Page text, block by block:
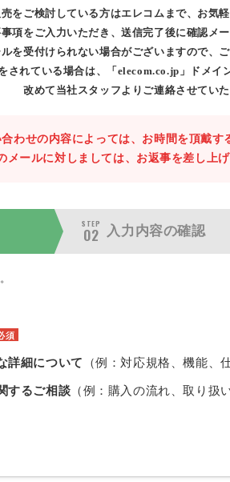
をご検討している方はエレコムまで、お気
項をご入力いただき、送信完了後に確認メ
を受付けられない場合がございますので、
されている場合は、「elecom.co.jp」ドメイ
改めて当社スタッフよりご連絡させていた
わせの内容によっては、お時間を頂戴す
メールに対しましては、お返事を差し上
STEP
02 入力内容の確認
須
詳細について （例：対応規格、機能、
するご相談 （例：購入の流れ、取り扱